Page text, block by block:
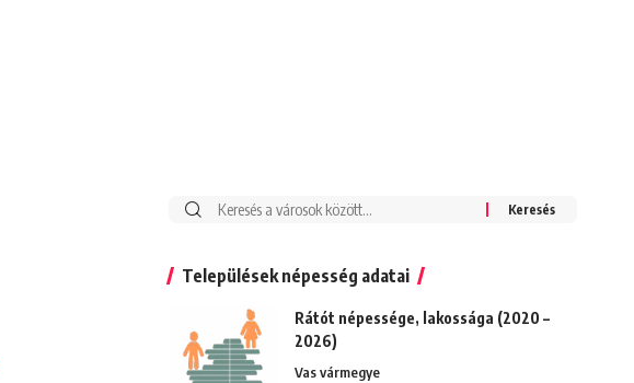
Keresés:
Települések népesség adatai
Rátót népessége, lakossága (2020 –
2026)
Vas vármegye